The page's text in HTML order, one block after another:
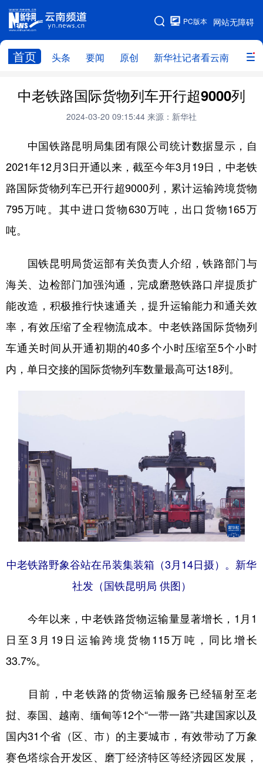
网站无障碍
PC版本
首页 头条 要闻 原创 新华社记者看云南 政务
网站地图
头条 云南要闻 本网原创
新华社记者看云南 政务
廉政 云南省领导报道集 旅游
教育
州市
社会
图片
经济 服务 云南故事
中老铁路国际货物列车开行超9000列
2024-03-20 09:15:44 来源：新华社
中国铁路昆明局集团有限公司统计数据显示，自
2021年12月3日开通以来，截至今年3月19日，中老铁
路国际货物列车已开行超9000列，累计运输跨境货物
795万吨。其中进口货物630万吨，出口货物165万
吨。
国铁昆明局货运部有关负责人介绍，铁路部门与
海关、边检部门加强沟通，完成磨憨铁路口岸提质扩
能改造，积极推行快速通关，提升运输能力和通关效
率，有效压缩了全程物流成本。中老铁路国际货物列
车通关时间从开通初期的40多个小时压缩至5个小时
内，单日交接的国际货物列车数量最高可达18列。
中老铁路野象谷站在吊装集装箱（3月14日摄）。新华
社发（国铁昆明局 供图）
今年以来，中老铁路货物运输量显著增长，1月1
日至3月19日运输跨境货物115万吨，同比增长
33.7%。
目前，中老铁路的货物运输服务已经辐射至老
挝、泰国、越南、缅甸等12个“一带一路”共建国家以及
国内31个省（区、市）的主要城市，有效带动了万象
赛色塔综合开发区、磨丁经济特区等经济园区发展，